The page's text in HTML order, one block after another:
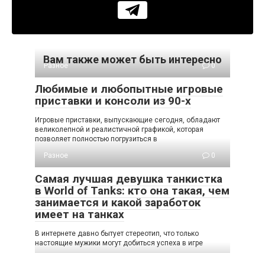
Вам также может быть интересно
Разное 0
Любимые и любопытные игровые
приставки и консоли из 90-х
Игровые приставки, выпускающие сегодня, обладают
великолепной и реалистичной графикой, которая
позволяет полностью погрузиться в
Разное
0
Самая лучшая девушка танкистка
в World of Tanks: кто она такая, чем
занимается и какой заработок
имеет на танках
В интернете давно бытует стереотип, что только
настоящие мужики могут добиться успеха в игре